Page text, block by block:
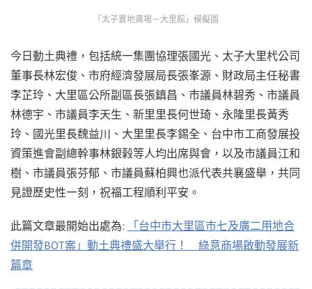
「太子置地廣場－大里館」模擬圖
今日動土典禮，包括統一集團協理張國光、太子大里杙公司
董事長林宏俊、市府經濟發展局長張峯源、財政局主任秘書
李芷玲、大里區公所副區長張鎮昌、市議員林碧秀、市議員
林德宇、市議員李天生、新里里長何世琦、永隆里長黃秀
玲、國光里長魏益川、大里里長李錫全、台中市工商發展投
資策進會副總幹事林銀榖等人均出席與會，以及市議員江和
樹、市議員張芬郁、市議員蘇柏興也派代表共襄盛舉，共同
見證歷史性一刻，祝福工程順利平安。
此篇文章最開始出處為:
「台中市大里區市七及廣二用地合
併開發BOT案」動土典禮盛大舉行！ 綠意商場啟動發展新
篇章